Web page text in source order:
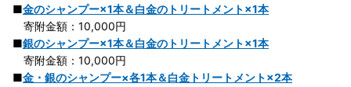
■金のシャンプー×1本＆白金のトリートメント×1本
寄附金額：10,000円
■銀のシャンプー×1本＆白金のトリートメント×1本
寄附金額：10,000円
■金・銀のシャンプー×各1本＆白金トリートメント×2本